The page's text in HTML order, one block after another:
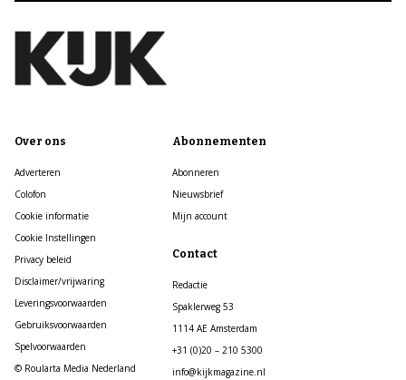
Over ons
Adverteren
Colofon
Cookie informatie
Cookie Instellingen
Privacy beleid
Disclaimer/vrijwaring
Leveringsvoorwaarden
Gebruiksvoorwaarden
Spelvoorwaarden
© Roularta Media Nederland
Abonnementen
Abonneren
Nieuwsbrief
Mijn account
Contact
Redactie
Spaklerweg 53
1114 AE Amsterdam
+31 (0)20 – 210 5300
info@kijkmagazine.nl